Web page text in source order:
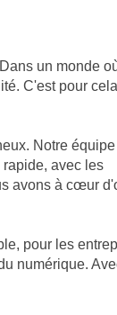
un monde
C'est pour
Notre équipe
avec les
avons à cœur
pour les
numérique.